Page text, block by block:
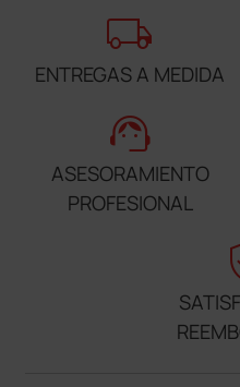
local_shipping
ENTREGAS A MEDIDA
support_agent
ASESORAMIENTO
PROFESIONAL